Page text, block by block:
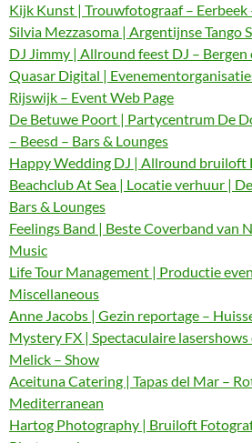
Kijk Kunst | Trouwfotograaf –
Silvia Mezzasoma | Argentijnse Tango
DJ Jimmy | Allround feest DJ – Bergen
Quasar Digital |
Rijswijk – Event Web Page
De Betuwe Poort | Partycentrum De
– Beesd – Bars & Lounges
Happy Wedding DJ | Allround bruiloft
Beachclub At Sea | Locatie verhuur |
Bars & Lounges
Feelings Band | Beste Coverband van
Music
Life Tour Management | Productie
Miscellaneous
Anne Jacobs | Gezin reportage –
Mystery FX | Spectaculaire lasershows
Melick – Show
Aceituna Catering | Tapas del Mar –
Mediterranean
Hartog Photography | Bruiloft